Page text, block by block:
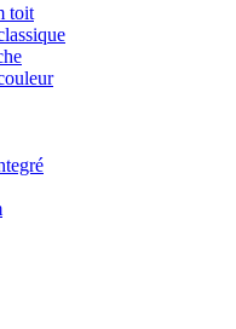
toit